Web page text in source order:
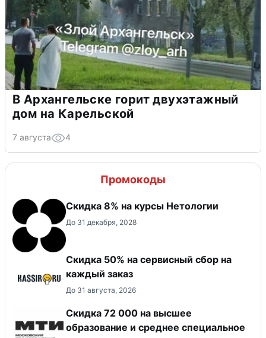
В Архангельске горит двухэтажный
дом на Карельской
7 августа 4
Промокоды
Скидка 8% на курсы Нетологии
До 31 декабря, 2028
Скидка 50% на сервисный сбор на
каждый заказ
До 31 августа, 2026
Скидка 72 000 на высшее
образование и среднее специальное